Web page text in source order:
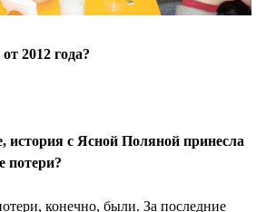
2012 года?
с Ясной Поляной принесла
потери?
конечно, были. За последние